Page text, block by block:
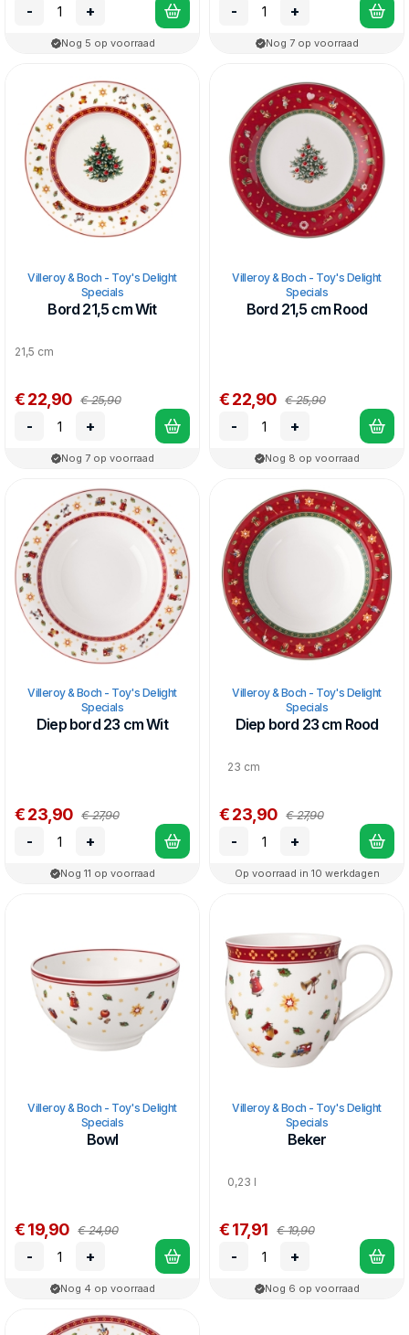
- +
Nog 5 op voorraad
- +
Nog 7 op voorraad
Villeroy & Boch - Toy's Delight
Specials
Bord 21,5 cm Wit
21,5 cm
€ 22,90 € 25,90
- +
Nog 7 op voorraad
Villeroy & Boch - Toy's Delight
Specials
Bord 21,5 cm Rood
€ 22,90 € 25,90
- +
Nog 8 op voorraad
Villeroy & Boch - Toy's Delight
Specials
Diep bord 23 cm Wit
€ 23,90 € 27,90
- +
Nog 11 op voorraad
Villeroy & Boch - Toy's Delight
Specials
Diep bord 23 cm Rood
23 cm
€ 23,90 € 27,90
- +
Op voorraad in 10 werkdagen
Villeroy & Boch - Toy's Delight
Specials
Bowl
€ 19,90 € 24,90
- +
Nog 4 op voorraad
Villeroy & Boch - Toy's Delight
Specials
Beker
0,23 l
€ 17,91 € 19,90
- +
Nog 6 op voorraad